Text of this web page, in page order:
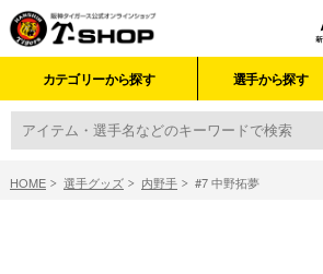
カテゴリーから探す 選手から探す
HOME 選手グッズ 内野手 #7 中野拓夢